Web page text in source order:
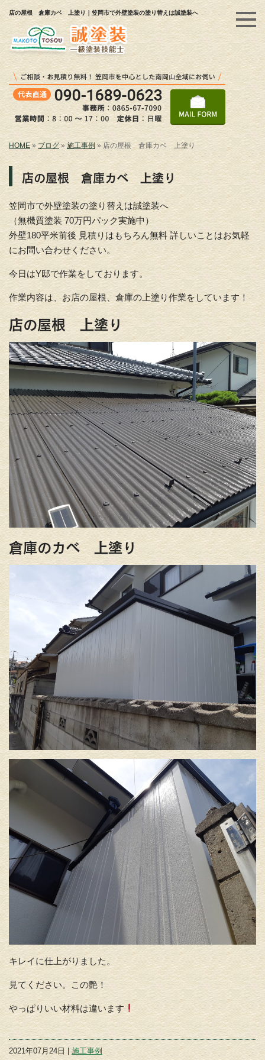
店の屋根 倉庫カベ 上塗り｜笠岡市で外壁塗装の塗り替えは誠塗装へ
HOME» ブログ» 施工事例 » 店の屋根 倉庫カベ 上塗り
店の屋根 倉庫カベ 上塗り
笠岡市で外壁塗装の塗り替えは誠塗装へ
（無機質塗装 70万円パック実施中）
外壁180平米前後 見積りはもちろん無料 詳しいことはお気軽
にお問い合わせください。
今日はY邸で作業をしております。
作業内容は、お店の屋根、倉庫の上塗り作業をしています！
店の屋根 上塗り
倉庫のカベ 上塗り
キレイに仕上がりました。
見てください。この艶！
やっぱりいい材料は違います
2021年07月24日 |施工事例